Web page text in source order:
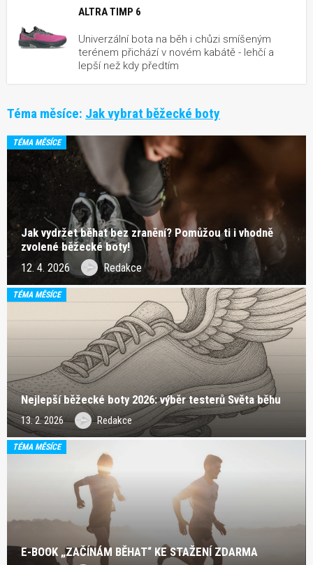
ALTRA TIMP 6
Univerzální bota na běh i chůzi smíšeným
terénem přichází v novém kabátě - lehčí a
lepší než kdy předtím
Téma měsíce: Jak vybrat běžecké boty
TÉMA MĚSÍCE
Jak vydržet běhat bez zranění? Pomůžou ti i vhodně
zvolené běžecké boty!
12. 4. 2026 Redakce
TÉMA MĚSÍCE
Nejlepší běžecké boty 2026: výběr testerů Světa běhu
13. 2. 2026 Redakce
TÉMA MĚSÍCE
E-BOOK „ZAČÍNÁM BĚHAT“ KE STAŽENÍ ZDARMA